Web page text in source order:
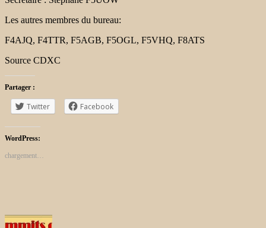
Les autres membres du bureau:
F4AJQ, F4TTR, F5AGB, F5OGL, F5VHQ, F8ATS
Source CDXC
Partager :
Twitter Facebook
WordPress:
chargement…